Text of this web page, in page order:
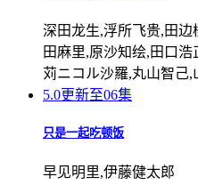
深田龙生,浮所飞贵,田
田麻里,原沙知绘,田口
苅ニコル沙羅,丸山智己
5.0更新至06集
只是一起吃顿饭
早见明里,伊藤健太郎